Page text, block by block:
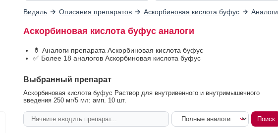
Видаль Описания препаратов Аскорбиновая кислота буфус Аналоги
Аскорбиновая кислота буфус аналоги
💊 Аналоги препарата Аскорбиновая кислота буфус
✅ Более 18 аналогов Аскорбиновая кислота буфус
Выбранный препарат
Аскорбиновая кислота буфус Раствор для внутривенного и внутримышечного
введения 250 мг/5 мл: амп. 10 шт.